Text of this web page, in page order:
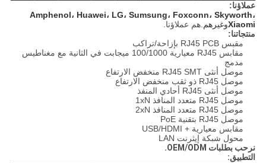
عملاؤنا:
Amphenol، Huawei، LG، Sumsung، Foxconn، Skyworth،
Xiaomiوغيرهم.هم عملاؤنا.
منتجاتنا:
مقبس RJ45 PCB بإزاحة/تراكب
مقابس RJ45 معيارية 100/1000 ميجابت في الثانية مع مغناطيس
مدمج
موصل أنثى RJ45 SMT منخفض الارتفاع
موصل RJ45 ذو ثقب منخفض الارتفاع
موصل أنثى RJ45 أحادي المنفذ
موصل RJ45 متعدد المنافذ 1xN
موصل RJ45 متعدد المنافذ 2xN
موصل RJ45 بتقنية PoE
مقابس معيارية + USB/HDMI
محول شبكة إيثرنت LAN
نرحب بطلبات OEM/ODM.
التطبيق: